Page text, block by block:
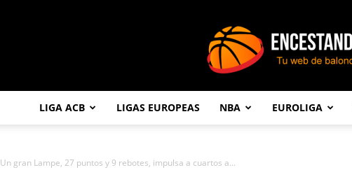
LIGA ACB LIGAS EUROPEAS NBA EUROLIGA
Un gran Lampe, 27 puntos y 9 rebotes, impulsa a cuartos a...